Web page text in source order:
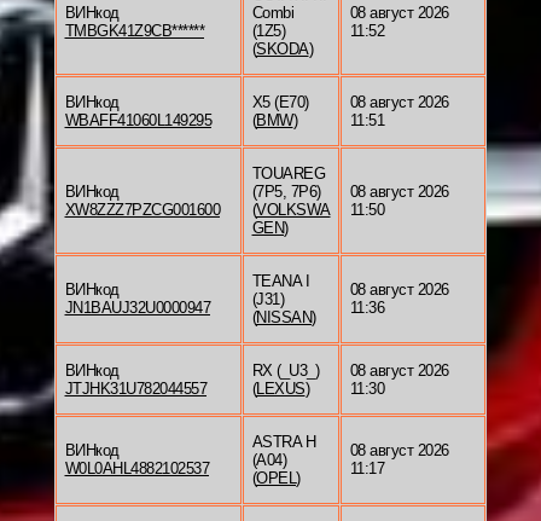
ВИНкод
TMBGK41Z9CB******
Combi
(1Z5)
(SKODA)
08 август 2026
11:52
ВИНкод
WBAFF41060L149295
X5 (E70)
(BMW)
08 август 2026
11:51
ВИНкод
XW8ZZZ7PZCG001600
TOUAREG
(7P5, 7P6)
(VOLKSWA
GEN)
08 август 2026
11:50
ВИНкод
JN1BAUJ32U0000947
TEANA I
(J31)
(NISSAN)
08 август 2026
11:36
ВИНкод
JTJHK31U782044557
RX (_U3_)
(LEXUS)
08 август 2026
11:30
ВИНкод
W0L0AHL4882102537
ASTRA H
(A04)
(OPEL)
08 август 2026
11:17